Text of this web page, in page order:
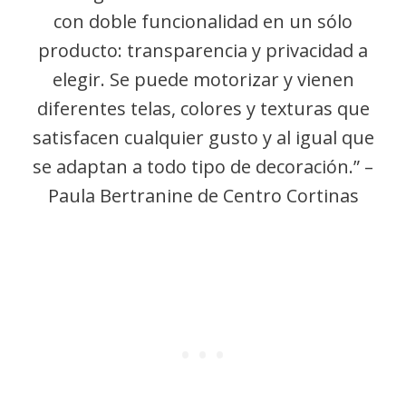
con doble funcionalidad en un sólo
producto: transparencia y privacidad a
elegir. Se puede motorizar y vienen
diferentes telas, colores y texturas que
satisfacen cualquier gusto y al igual que
se adaptan a todo tipo de decoración.” –
Paula Bertranine de Centro Cortinas